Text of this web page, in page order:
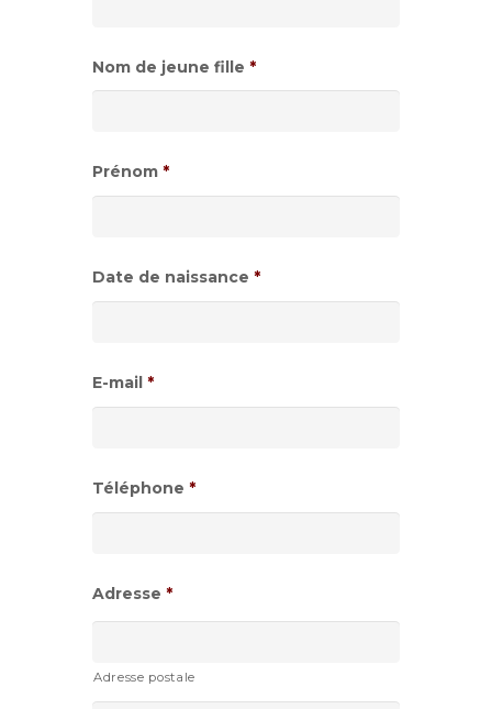
Nom de jeune fille *
Prénom *
Date de naissance *
de
date
MM
E-mail *
Téléphone *
Adresse *
Adresse postale